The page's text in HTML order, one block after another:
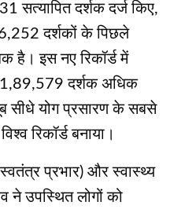
सत्यापित दर्शक दर्ज किए,
दर्शकों के पिछले
है। इस नए रिकॉर्ड में
1,89,579 दर्शक अधिक
सीधे योग प्रसारण के सबसे
रिकॉर्ड बनाया।
प्रभार) और स्वास्थ्य
ने उपस्थित लोगों को